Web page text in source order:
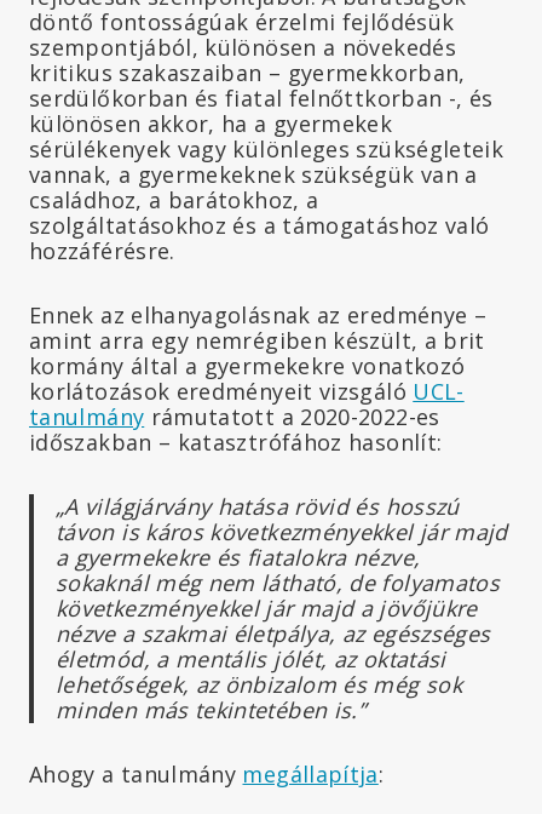
döntő fontosságúak érzelmi fejlődésük
szempontjából, különösen a növekedés
kritikus szakaszaiban – gyermekkorban,
serdülőkorban és fiatal felnőttkorban -, és
különösen akkor, ha a gyermekek
sérülékenyek vagy különleges szükségleteik
vannak, a gyermekeknek szükségük van a
családhoz, a barátokhoz, a
szolgáltatásokhoz és a támogatáshoz való
hozzáférésre.
Ennek az elhanyagolásnak az eredménye –
amint arra egy nemrégiben készült, a brit
kormány által a gyermekekre vonatkozó
korlátozások eredményeit vizsgáló UCL-
tanulmány rámutatott a 2020-2022-es
időszakban – katasztrófához hasonlít:
„A világjárvány hatása rövid és hosszú
távon is káros következményekkel jár majd
a gyermekekre és fiatalokra nézve,
sokaknál még nem látható, de folyamatos
következményekkel jár majd a jövőjükre
nézve a szakmai életpálya, az egészséges
életmód, a mentális jólét, az oktatási
lehetőségek, az önbizalom és még sok
minden más tekintetében is.”
Ahogy a tanulmány megállapítja: